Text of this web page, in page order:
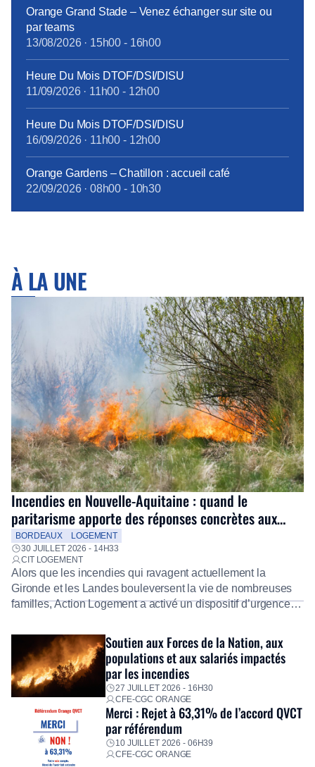
Orange Grand Stade – Venez échanger sur site ou
par teams
13/08/2026· 15h00 - 16h00
Heure Du Mois DTOF/DSI/DISU
11/09/2026· 11h00 - 12h00
Heure Du Mois DTOF/DSI/DISU
16/09/2026· 11h00 - 12h00
Orange Gardens – Chatillon : accueil café
22/09/2026· 08h00 - 10h30
À LA UNE
Incendies en Nouvelle-Aquitaine : quand le
paritarisme apporte des réponses concrètes aux
salariés
BORDEAUX
LOGEMENT
30 JUILLET 2026 - 14H33
CIT LOGEMENT
Alors que les incendies qui ravagent actuellement la
Gironde et les Landes bouleversent la vie de nombreuses
familles, Action Logement a activé un dispositif d’urgence
Fidèle à sa mission d’utilité sociale, le Groupe mobilise
immédiatement ses équipes afin de proposer un diagnostic
personnalisé, des aides financières pour faire face aux
premières dépenses, […]
Soutien aux Forces de la Nation, aux
populations et aux salariés impactés
par les incendies
27 JUILLET 2026 - 16H30
CFE-CGC ORANGE
Merci : Rejet à 63,31% de l’accord QVCT
par référendum
10 JUILLET 2026 - 06H39
CFE-CGC ORANGE